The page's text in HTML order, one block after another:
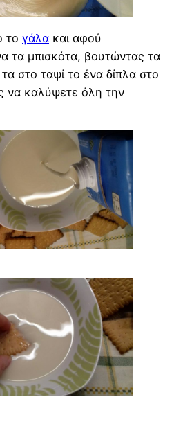
το γάλα και αφού
τα μπισκότα, βουτώντας τα
στο ταψί το ένα δίπλα στο
να καλύψετε όλη την